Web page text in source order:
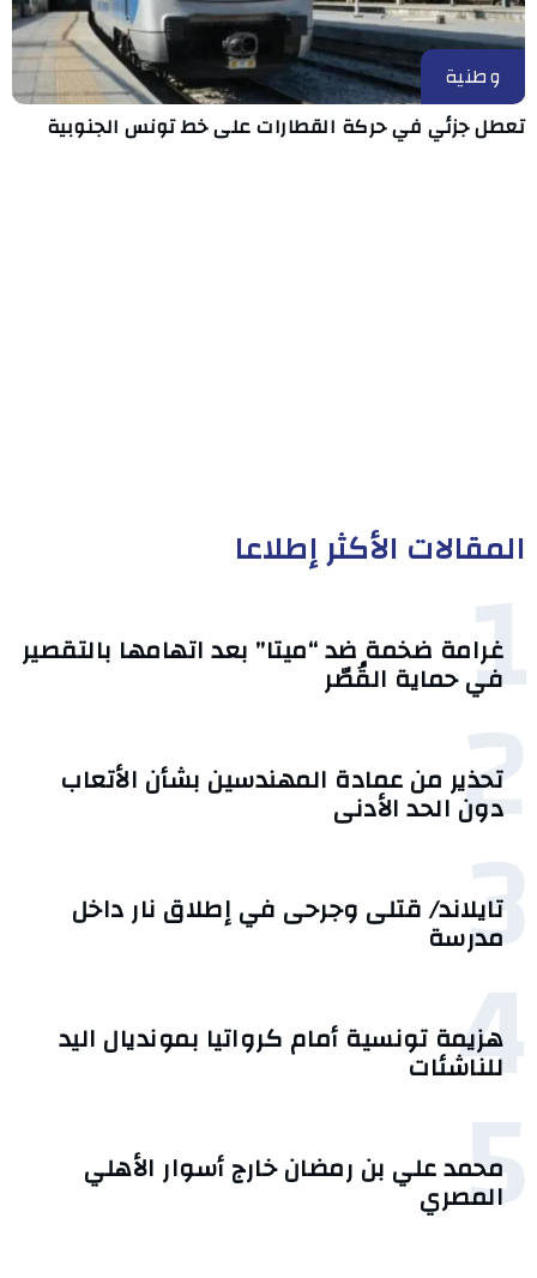
وطنية
تعطل جزئي في حركة القطارات على خط تونس الجنوبية
المقالات الأكثر إطلاعا
1
غرامة ضخمة ضد “ميتا” بعد اتهامها بالتقصير
في حماية القُصّر
2
تحذير من عمادة المهندسين بشأن الأتعاب
دون الحد الأدنى
3
تايلاند/ قتلى وجرحى في إطلاق نار داخل
مدرسة
4
هزيمة تونسية أمام كرواتيا بمونديال اليد
للناشئات
5
محمد علي بن رمضان خارج أسوار الأهلي
المصري